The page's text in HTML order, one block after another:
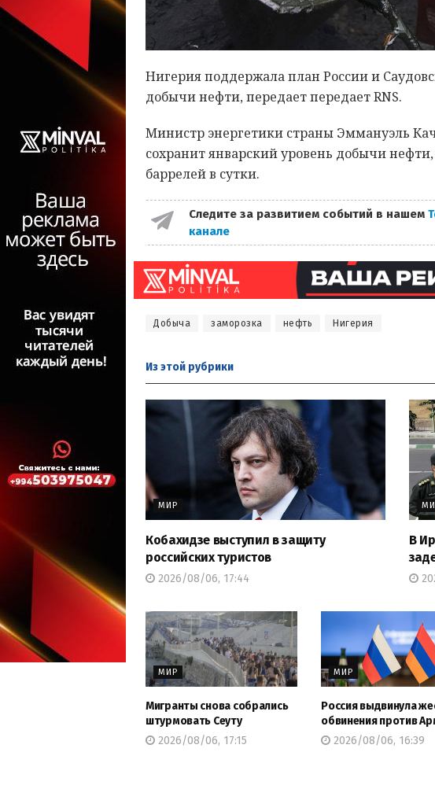
Нигерия поддержала план России и
добычи нефти, передает передает RNS.
Министр энергетики страны Эммануэль
сохранит январский уровень добычи
баррелей в сутки.
Следите за развитием событий в нашем
канале
Добыча заморозка нефть Нигерия
Из этой рубрики
МИР
Кобахидзе выступил в защиту
российских туристов
2026/08/06, 17:44
В
МИР
Мигранты снова собрались
штурмовать Сеуту
2026/08/06, 17:15
МИР
Россия выдвинула
обвинения против
2026/08/06, 16:39